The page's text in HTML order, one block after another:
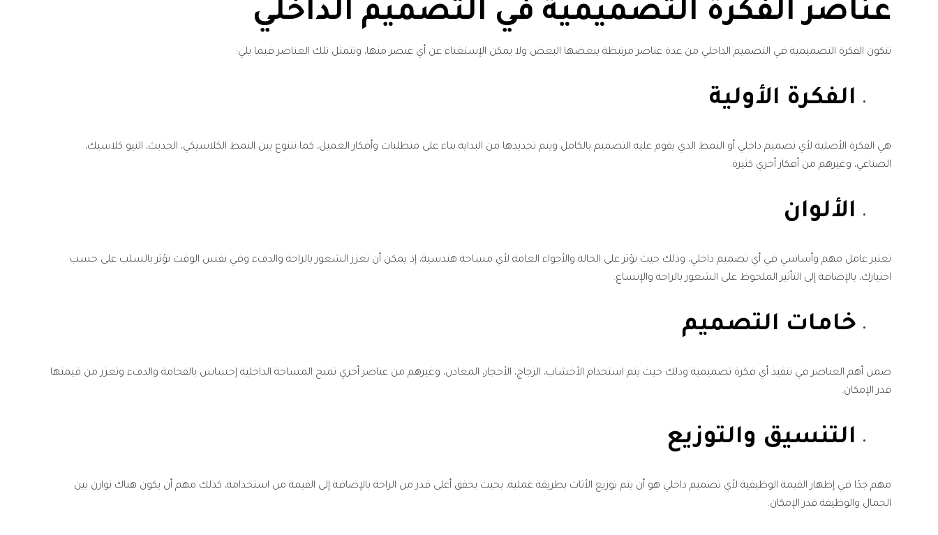
عناصر الفكرة التصميمية في التصميم الداخلي
تتكون الفكرة التصميمية في التصميم الداخلي​ من عدة عناصر مرتبطة ببعضها البعض ولا يمكن الإستغناء عن أي عنصر منها، وتتمثل تلك العناصر فيما يلي:
الفكرة الأولية
هي الفكرة الأصلية لأي تصميم داخلي أو النمط الذي يقوم عليه التصميم بالكامل ويتم تحديدها من البداية بناء على متطلبات وأفكار العميل، كما تتنوع بين النمط الكلاسيكي، الحديث، النيو كلاسيك،
الصناعي، وغيرهم من أفكار أخري كثيرة.
الألوان
تعتبر عامل مهم وأساسي في أي تصميم داخلي، وذلك حيث تؤثر على الحالة والأجواء العامة لأي مساحة هندسية، إذ يمكن أن تعزز الشعور بالراحة والدفء وفي نفس الوقت تؤثر بالسلب على حسب
اختيارك، بالإضافة إلى التأثير الملحوظ على الشعور بالراحة والإتساع.
خامات التصميم
ضمن أهم العناصر في تنفيذ أي فكرة تصميمية وذلك حيث يتم استخدام الأخشاب، الزجاج، الأحجار، المعادن، وغيرهم من عناصر أخري تمنح المساحة الداخلية إحساس بالفخامة والدفء وتعزز من قيمتها
قدر الإمكان.
التنسيق والتوزيع
مهم جدًا في إظهار القيمة الوظيفية لأي تصميم داخلي هو أن يتم توزيع الأثاث بطريقة عملية، بحيث يحقق أعلى قدر من الراحة بالإضافة إلى القيمة من استخدامه، كذلك مهم أن يكون هناك توازن بين
الجمال والوظيفة قدر الإمكان.